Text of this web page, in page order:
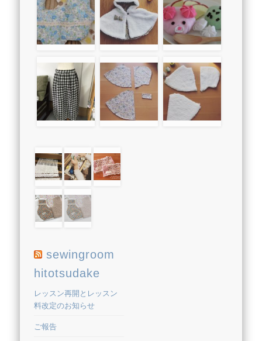
sewingroom
hitotsudake
レッスン再開とレッスン
料改定のお知らせ
ご報告